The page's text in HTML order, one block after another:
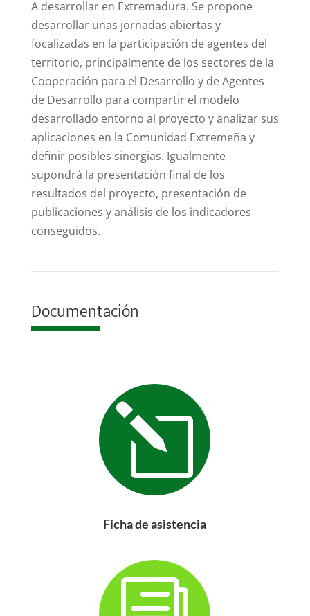
A desarrollar en Extremadura. Se propone
desarrollar unas jornadas abiertas y
focalizadas en la participación de agentes del
territorio, principalmente de los sectores de la
Cooperación para el Desarrollo y de Agentes
de Desarrollo para compartir el modelo
desarrollado entorno al proyecto y analizar sus
aplicaciones en la Comunidad Extremeña y
definir posibles sinergias. Igualmente
supondrá la presentación final de los
resultados del proyecto, presentación de
publicaciones y análisis de los indicadores
conseguidos.
Documentación
l
Ficha de asistencia